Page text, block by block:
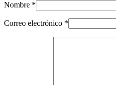
Nombre *
Correo electrónico *